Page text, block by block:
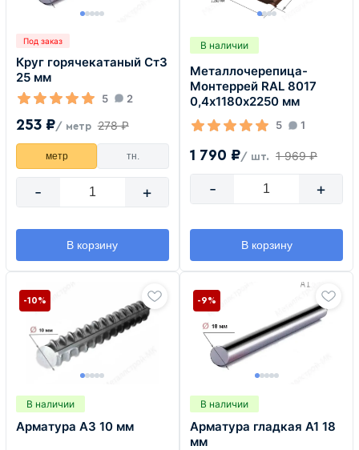
Под заказ
Круг горячекатаный Ст3
25 мм
5 2
253 ₽/ метр 278 ₽
метр тн.
- +
В корзину
В наличии
Металлочерепица-
Монтеррей RAL 8017
0,4х1180х2250 мм
5 1
1 790 ₽/ шт. 1 969 ₽
- +
В корзину
В наличии
Арматура А3 10 мм
-10%
В наличии
Арматура гладкая А1 18
мм
-9%